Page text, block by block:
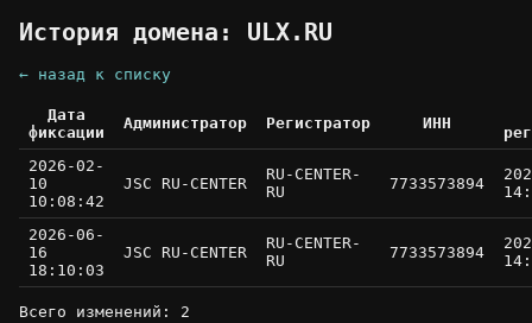
История домена: ULX.RU
← назад к списку
Дата
фиксации
Администратор Регистратор ИНН
2026-02-
10
10:08:42
JSC RU-CENTER
RU-CENTER-
RU
7733573894
2026-06-
16
18:10:03
JSC RU-CENTER
RU-CENTER-
RU
7733573894
Всего изменений: 2